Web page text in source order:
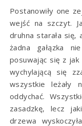
Postanowiły one
wejść na szczyt.
druhna starała
żadna gałązka
posuwając się z jak
wychylającą się
wszystkie leżały
oddychać.
zasadzkę, lecz
drzewa